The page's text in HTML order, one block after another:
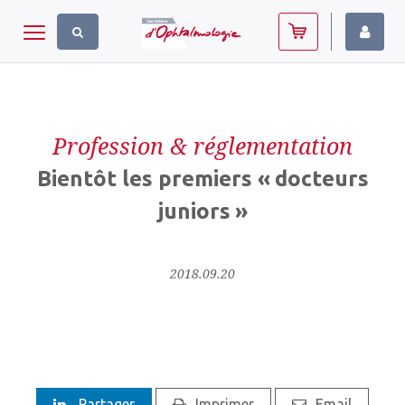
Toggle navigation
Profession & réglementation
Bientôt les premiers « docteurs
juniors »
2018.09.20
Panneau de gestion des cookies